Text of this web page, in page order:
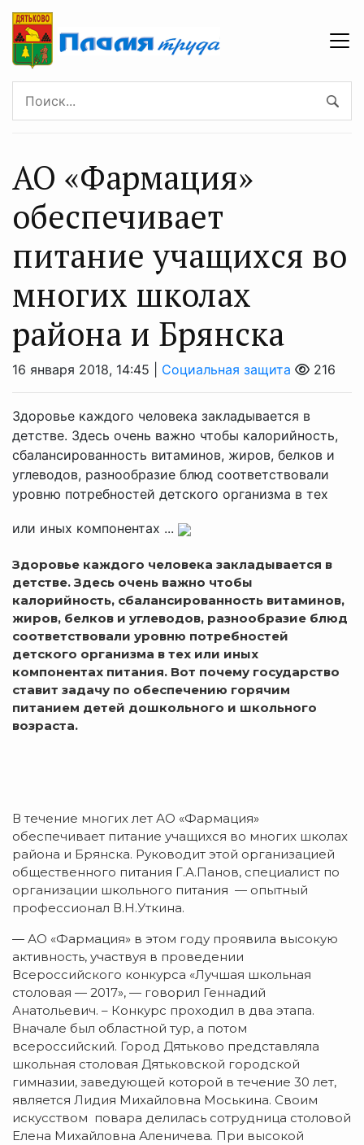
АО «Фармация»
обеспечивает
питание учащихся во
многих школах
района и Брянска
16 января 2018, 14:45 | Социальная защита 216
Здоровье каждого человека закладывается в
детстве. Здесь очень важно чтобы калорийность,
сбалансированность витаминов, жиров, белков и
углеводов, разнообразие блюд соответствовали
уровню потребностей детского организма в тех
или иных компонентах ...
Здоровье каждого человека закладывается в
детстве. Здесь очень важно чтобы
калорийность, сбалансированность витаминов,
жиров, белков и углеводов, разнообразие блюд
соответствовали уровню потребностей
детского организма в тех или иных
компонентах питания. Вот почему государство
ставит задачу по обеспечению горячим
питанием детей дошкольного и школьного
возраста.
В течение многих лет АО «Фармация»
обеспечивает питание учащихся во многих школах
района и Брянска. Руководит этой организацией
общественного питания Г.А.Панов, специалист по
организации школьного питания — опытный
профессионал В.Н.Уткина.
— АО «Фармация» в этом году проявила высокую
активность, участвуя в проведении
Всероссийского конкурса «Лучшая школьная
столовая — 2017», — говорил Геннадий
Анатольевич. – Конкурс проходил в два этапа.
Вначале был областной тур, а потом
всероссийский. Город Дятьково представляла
школьная столовая Дятьковской городской
гимназии, заведующей которой в течение 30 лет,
является Лидия Михайловна Моськина. Своим
искусством повара делилась сотрудница столовой
Елена Михайловна Аленичева. При высокой